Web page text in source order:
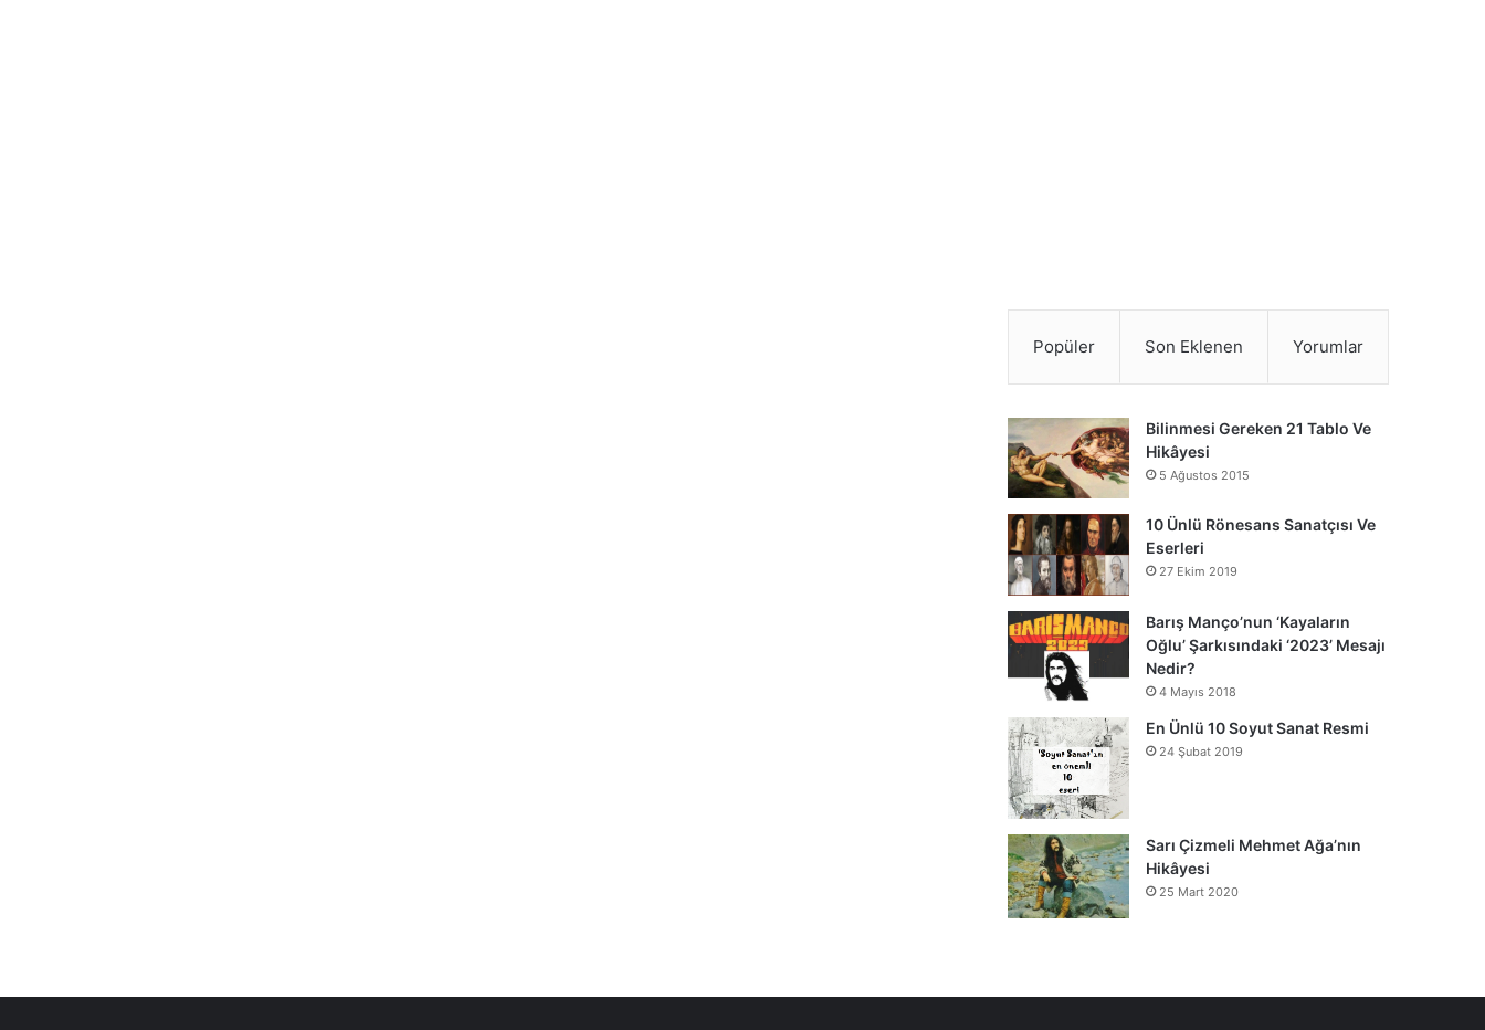
Popüler Son Eklenen Yorumlar
Bilinmesi Gereken 21 Tablo Ve
Hikâyesi
5 Ağustos 2015
10 Ünlü Rönesans Sanatçısı Ve
Eserleri
27 Ekim 2019
Barış Manço’nun ‘Kayaların
Oğlu’ Şarkısındaki ‘2023’ Mesajı
Nedir?
4 Mayıs 2018
En Ünlü 10 Soyut Sanat Resmi
24 Şubat 2019
Sarı Çizmeli Mehmet Ağa’nın
Hikâyesi
25 Mart 2020